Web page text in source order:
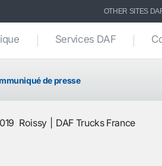
OTHER SITES
Services DAF
de presse
Roissy DAF Trucks France